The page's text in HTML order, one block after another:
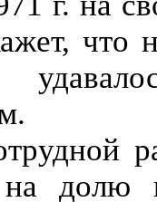
что
долю